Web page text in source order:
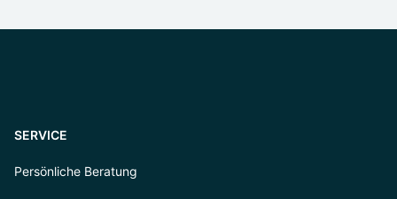
SERVICE
Persönliche Beratung